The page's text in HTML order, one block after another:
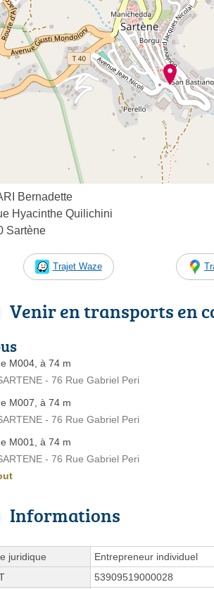
Bernadette
Hyacinthe Quilichini
Sartène
Trajet Waze
Venir en transports en
M004, à 74 m
- 76 Rue Gabriel Peri
M007, à 74 m
- 76 Rue Gabriel Peri
M001, à 74 m
- 76 Rue Gabriel Peri
Informations
juridique
Entrepreneur individuel
53909519000028